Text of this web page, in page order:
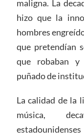
maligna. La
hizo que la
hombres
que pretendían
que robaban y
puñado de
La calidad de la
música,